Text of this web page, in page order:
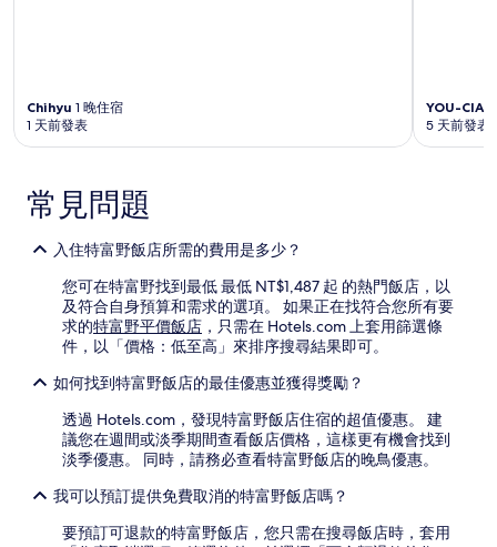
Chihyu 1 晚住宿
1 天前發表
YOU-CIAN
5 天前發表
常見問題
入住特富野飯店所需的費用是多少？
您可在特富野找到最低 最低 NT$1,487 起 的熱門飯店，以
及符合自身預算和需求的選項。 如果正在找符合您所有要
求的特富野平價飯店 ，只需在 Hotels.com 上套用篩選條
件，以「價格：低至高」來排序搜尋結果即可。
如何找到特富野飯店的最佳優惠並獲得獎勵？
透過 Hotels.com，發現特富野飯店住宿的超值優惠。 建
議您在週間或淡季期間查看飯店價格，這樣更有機會找到
淡季優惠。 同時，請務必查看特富野飯店的晚鳥優惠。
我可以預訂提供免費取消的特富野飯店嗎？
要預訂可退款的特富野飯店，您只需在搜尋飯店時，套用